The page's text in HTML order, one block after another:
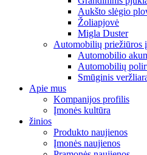
Aukšto slėgio
Žoliapjovė
Migla Duster
Automobilių priežiūros
Automobilio
Automobilių
Smūginis
Apie mus
Kompanijos profilis
Įmonės kultūra
žinios
Produkto naujienos
Įmonės naujienos